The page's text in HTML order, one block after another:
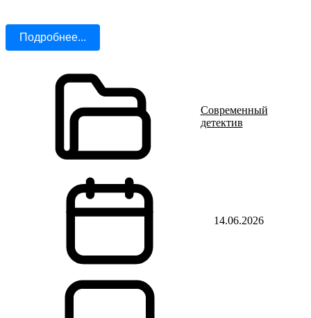
Подробнее...
Современный
детектив
14.06.2026